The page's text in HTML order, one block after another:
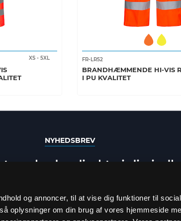
og annoncer, til at vise dig funktioner til
oplysninger om din brug af vores hjemmeside
XS - 5XL FR-LR52
BRANDHÆMMENDE HI-VIS
I PU KVALITET
NYHEDSBREV
nyheder direkte i din